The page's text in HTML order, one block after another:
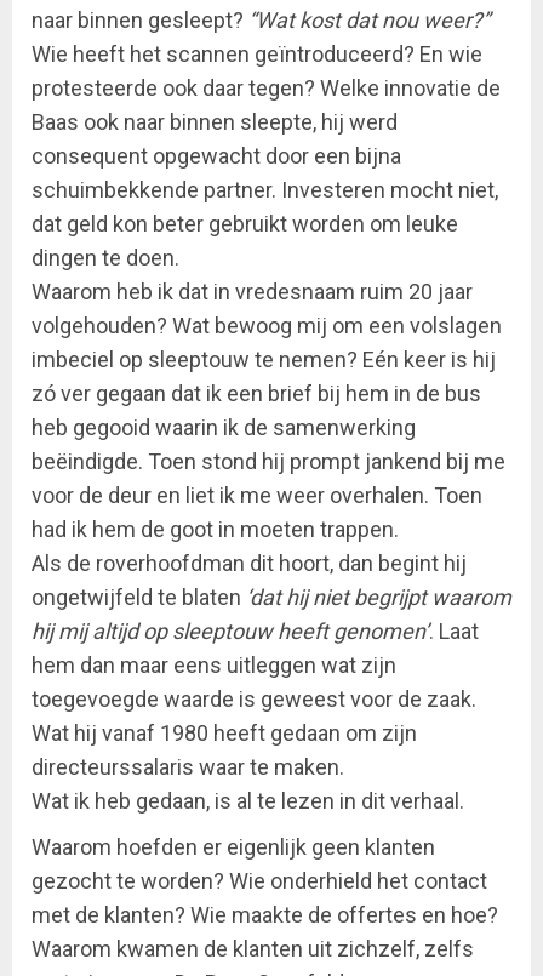
naar binnen gesleept? “Wat kost dat nou weer?”
Wie heeft het scannen geïntroduceerd? En wie
protesteerde ook daar tegen? Welke innovatie de
Baas ook naar binnen sleepte, hij werd
consequent opgewacht door een bijna
schuimbekkende partner. Investeren mocht niet,
dat geld kon beter gebruikt worden om leuke
dingen te doen.
Waarom heb ik dat in vredesnaam ruim 20 jaar
volgehouden? Wat bewoog mij om een volslagen
imbeciel op sleeptouw te nemen? Eén keer is hij
zó ver gegaan dat ik een brief bij hem in de bus
heb gegooid waarin ik de samenwerking
beëindigde. Toen stond hij prompt jankend bij me
voor de deur en liet ik me weer overhalen. Toen
had ik hem de goot in moeten trappen.
Als de roverhoofdman dit hoort, dan begint hij
ongetwijfeld te blaten ‘dat hij niet begrijpt waarom
hij mij altijd op sleeptouw heeft genomen’. Laat
hem dan maar eens uitleggen wat zijn
toegevoegde waarde is geweest voor de zaak.
Wat hij vanaf 1980 heeft gedaan om zijn
directeurssalaris waar te maken.
Wat ik heb gedaan, is al te lezen in dit verhaal.
Waarom hoefden er eigenlijk geen klanten
gezocht te worden? Wie onderhield het contact
met de klanten? Wie maakte de offertes en hoe?
Waarom kwamen de klanten uit zichzelf, zelfs